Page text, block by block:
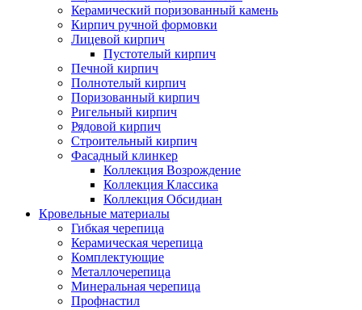
Керамический поризованный камень
Кирпич ручной формовки
Лицевой кирпич
Пустотелый кирпич
Печной кирпич
Полнотелый кирпич
Поризованный кирпич
Ригельный кирпич
Рядовой кирпич
Строительный кирпич
Фасадный клинкер
Коллекция Возрождение
Коллекция Классика
Коллекция Обсидиан
Кровельные материалы
Гибкая черепица
Керамическая черепица
Комплектующие
Металлочерепица
Минеральная черепица
Профнастил